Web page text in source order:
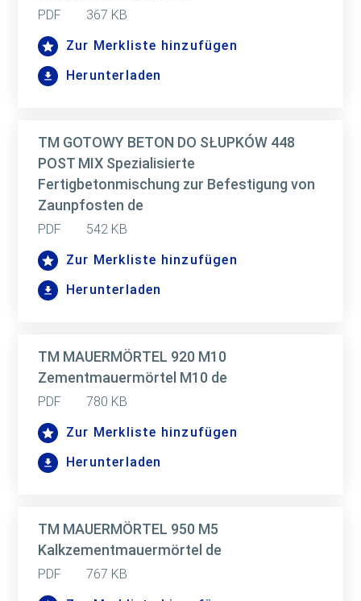
PDF
367 KB
Zur Merkliste hinzufügen
Herunterladen
TM GOTOWY BETON DO SŁUPKÓW 448
POST MIX Spezialisierte
Fertigbetonmischung zur Befestigung von
Zaunpfosten de
PDF
542 KB
Zur Merkliste hinzufügen
Herunterladen
TM MAUERMÖRTEL 920 M10
Zementmauermörtel M10 de
PDF
780 KB
Zur Merkliste hinzufügen
Herunterladen
TM MAUERMÖRTEL 950 M5
Kalkzementmauermörtel de
PDF
767 KB